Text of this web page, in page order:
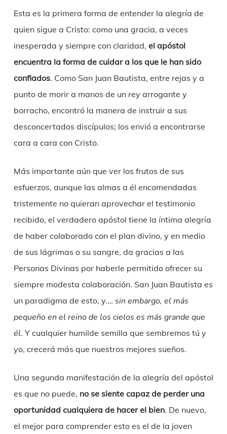
Esta es la primera forma de entender la alegría de
quien sigue a Cristo: como una gracia, a veces
inesperada y siempre con claridad, el apóstol
encuentra la forma de cuidar a los que le han sido
confiados. Como San Juan Bautista, entre rejas y a
punto de morir a manos de un rey arrogante y
borracho, encontró la manera de instruir a sus
desconcertados discípulos; los envió a encontrarse
cara a cara con Cristo.
Más importante aún que ver los frutos de sus
esfuerzos, aunque las almas a él encomendadas
tristemente no quieran aprovechar el testimonio
recibido, el verdadero apóstol tiene la íntima alegría
de haber colaborado con el plan divino, y en medio
de sus lágrimas o su sangre, da gracias a las
Personas Divinas por haberle permitido ofrecer su
siempre modesta colaboración. San Juan Bautista es
un paradigma de esto, y.… sin embargo, el más
pequeño en el reino de los cielos es más grande que
él. Y cualquier humilde semilla que sembremos tú y
yo, crecerá más que nuestros mejores sueños.
Una segunda manifestación de la alegría del apóstol
es que no puede, no se siente capaz de perder una
oportunidad cualquiera de hacer el bien. De nuevo,
el mejor para comprender esto es el de la joven